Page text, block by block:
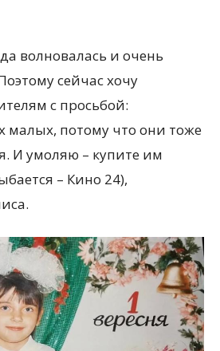
волновалась и очень
сейчас хочу
с просьбой:
малых, потому что они тоже
И умоляю – купите им
– Кино 24),